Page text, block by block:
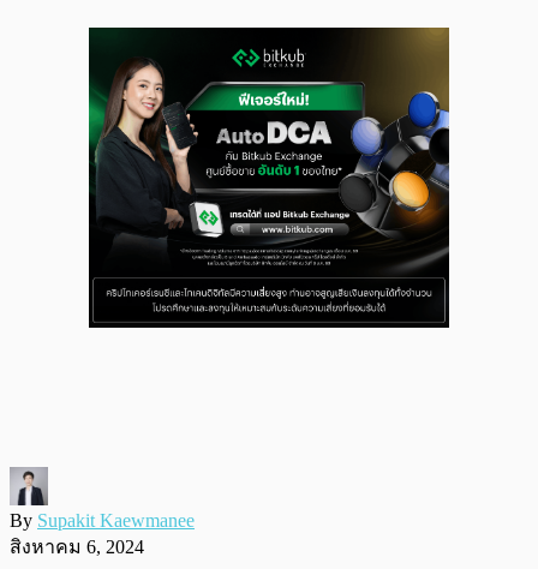
By Supakit Kaewmanee
สิงหาคม 6, 2024